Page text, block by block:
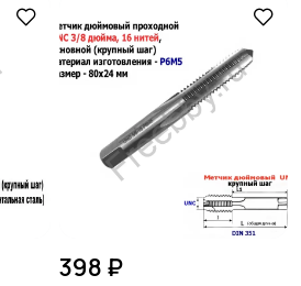
398 ₽